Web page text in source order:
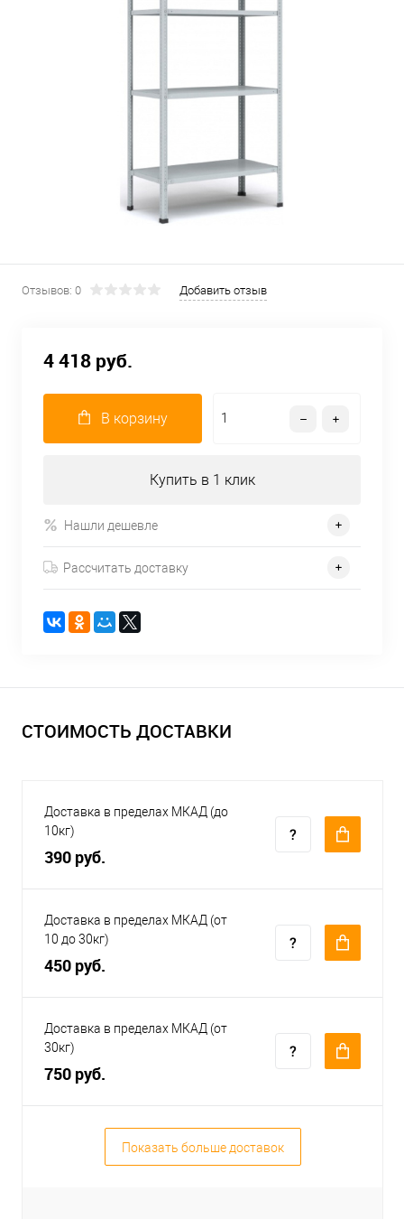
Отзывов: 0 Добавить отзыв
4 418 руб.
В корзину
Купить в 1 клик
Нашли дешевле
Рассчитать доставку
СТОИМОСТЬ ДОСТАВКИ
Доставка в пределах МКАД (до
10кг)
390 руб.
Доставка в пределах МКАД (от
10 до 30кг)
450 руб.
Доставка в пределах МКАД (от
30кг)
750 руб.
Показать больше доставок